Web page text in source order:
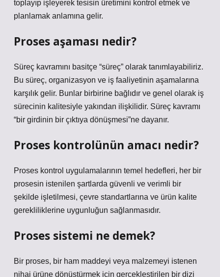
toplayıp işleyerek tesisin üretimini kontrol etmek ve
planlamak anlamına gelir.
Proses aşaması nedir?
Süreç kavramını basitçe “süreç” olarak tanımlayabiliriz.
Bu süreç, organizasyon ve iş faaliyetinin aşamalarına
karşılık gelir. Bunlar birbirine bağlıdır ve genel olarak iş
sürecinin kalitesiyle yakından ilişkilidir. Süreç kavramı
“bir girdinin bir çıktıya dönüşmesi”ne dayanır.
Proses kontrolünün amacı nedir?
Proses kontrol uygulamalarının temel hedefleri, her bir
prosesin istenilen şartlarda güvenli ve verimli bir
şekilde işletilmesi, çevre standartlarına ve ürün kalite
gerekliliklerine uygunluğun sağlanmasıdır.
Proses sistemi ne demek?
Bir proses, bir ham maddeyi veya malzemeyi istenen
nihai ürüne dönüştürmek için gerçekleştirilen bir dizi